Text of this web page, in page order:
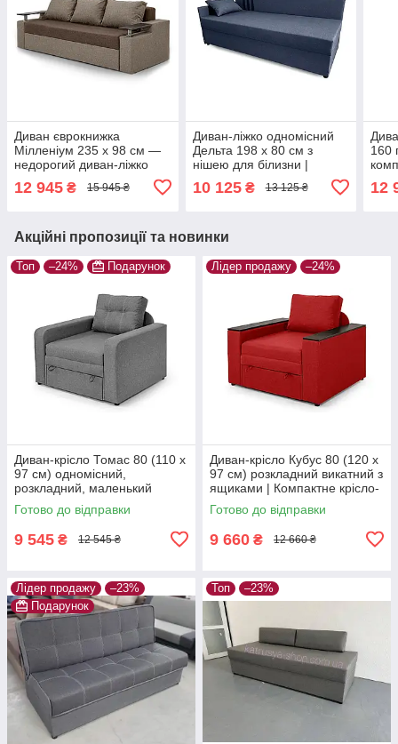
Диван єврокнижка
Мілленіум 235 х 98 см —
недорогий диван-ліжко
місний, з нішею,
12 945 ₴ 15 945 ₴
Диван-ліжко одномісний
Дельта 198 х 80 см з
нішею для білизни |
Компактний односпальний
диван для щоденного сну
10 125₴ 13 125 ₴
160
12
Акційні пропозиції та новинки
Топ –24% Подарунок
Диван-крісло Томас 80 (110 х
97 см) одномісний,
розкладний, маленький
диван зі спальним місцем і
нішею для білизни, рогожка,
Готово до відправки
9 545 ₴ 12 545 ₴
Лідер продажу –24%
Диван-крісло Кубус 80 (120 х
97 см) розкладний викатний з
ящиками | Компактне крісло-
ліжко для щоденного сну,
рогожка, червоний
Готово до відправки
9 660 ₴ 12 660 ₴
Лідер продажу
–23%
Подарунок
Топ –23%